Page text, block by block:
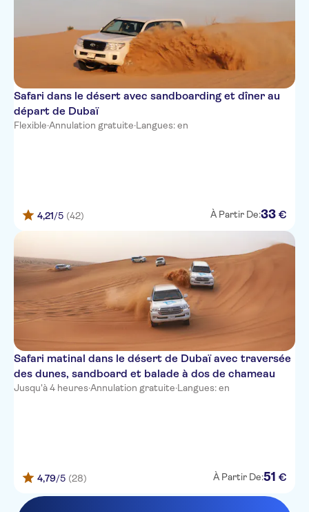
Al Khoory Inn, Bur Dubai
Element Al Mina, Dubai
Anantara Downtown Dubai
Raffles Hotel - Wafi
Cosmopolitan Hotel, Dubai
Parkside Hotel Apartment LLC
Al Maha Desert Resort & Spa
(Deira)
Flora Al Barsha Hotel
Xclusive Maples Hotel
Apartments Dubai
Safari dans le désert avec sandboarding et dîner au
départ de Dubaï
Flexible·Annulation gratuite·Langues: en
4,21/5 (42) À Partir De:33 €
Safari matinal dans le désert de Dubaï avec traversée
des dunes, sandboard et balade à dos de chameau
Jusqu'à 4 heures·Annulation gratuite·Langues: en
4,79/5 (28) À Partir De:51 €